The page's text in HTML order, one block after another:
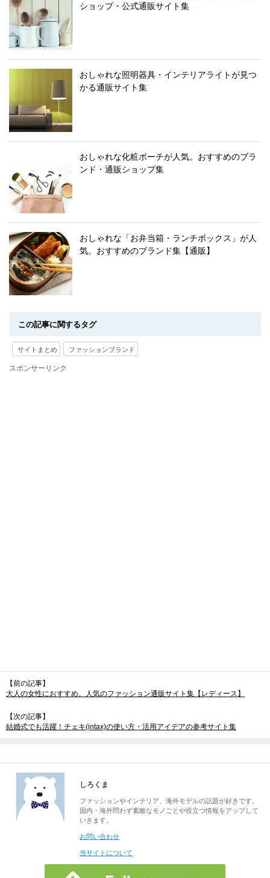
ショップ・公式通販サイト集
おしゃれな照明器具・インテリアライトが見つ
かる通販サイト集
おしゃれな化粧ポーチが人気。おすすめのブラ
ンド・通販ショップ集
おしゃれな「お弁当箱・ランチボックス」が人
気。おすすめのブランド集【通販】
この記事に関するタグ
サイトまとめ ファッションブランド
スポンサーリンク
【前の記事】
大人の女性におすすめ。人気のファッション通販サイト集【レディース】
【次の記事】
結婚式でも活躍！チェキ(intax)の使い方・活用アイデアの参考サイト集
しろくま
ファッションやインテリア、海外モデルの話題が好きです。
国内・海外問わず素敵なモノごとや役立つ情報をアップして
いきます。
お問い合わせ
当サイトについて